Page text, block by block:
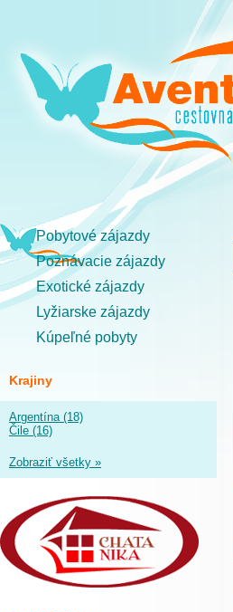
Pobytové zájazdy
Poznávacie zájazdy
Exotické zájazdy
Lyžiarske zájazdy
Kúpeľné pobyty
Krajiny
Argentína (18)
Čile (16)
Zobraziť všetky »